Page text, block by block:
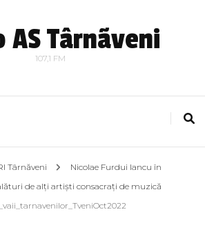
AS Târnãveni
107,1 FM
Târnăveni
Nicolae Furdui Iancu în
de alți artiști consacrați de muzică